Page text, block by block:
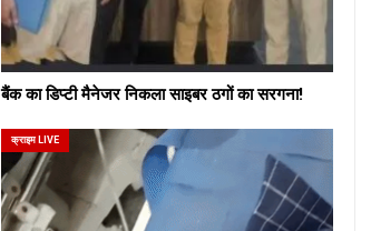
बैंक का डिप्टी मैनेजर निकला साइबर ठगों का सरगना!
क्राइम LIVE